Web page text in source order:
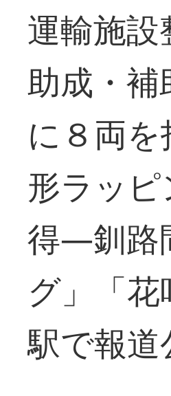
運輸施
助成・
に８両
形ラッ
得―釧路
グ」「
駅で報